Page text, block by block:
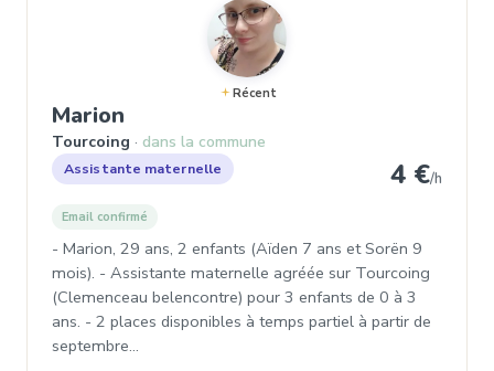
Récent
Marion
Tourcoing dans la commune
Assistante maternelle 4 €/h
Email confirmé
- Marion, 29 ans, 2 enfants (Aïden 7 ans et Sorën 9
mois). - Assistante maternelle agréée sur Tourcoing
(Clemenceau belencontre) pour 3 enfants de 0 à 3
ans. - 2 places disponibles à temps partiel à partir de
septembre…